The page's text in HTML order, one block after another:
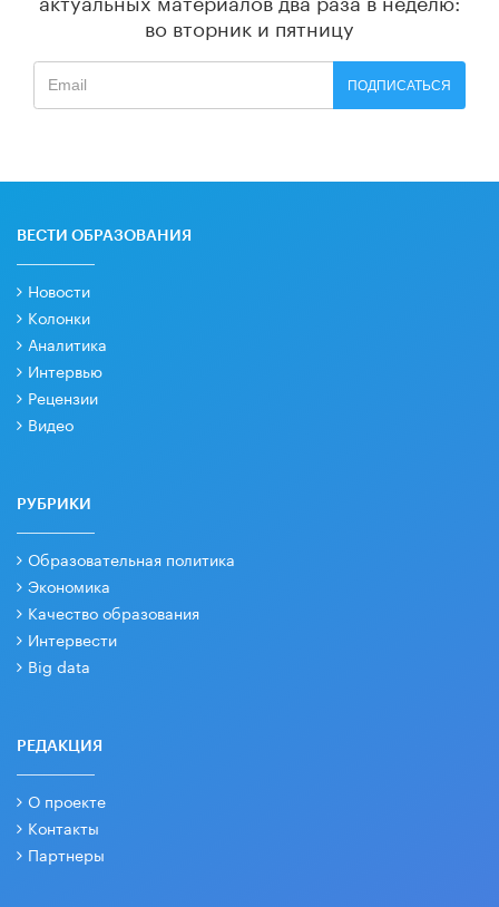
во вторник и пятницу
ПОДПИСАТЬСЯ
ВЕСТИ ОБРАЗОВАНИЯ
Новости
Колонки
Аналитика
Интервью
Рецензии
Видео
РУБРИКИ
Образовательная политика
Экономика
Качество образования
Интервести
Big data
РЕДАКЦИЯ
О проекте
Контакты
Партнеры